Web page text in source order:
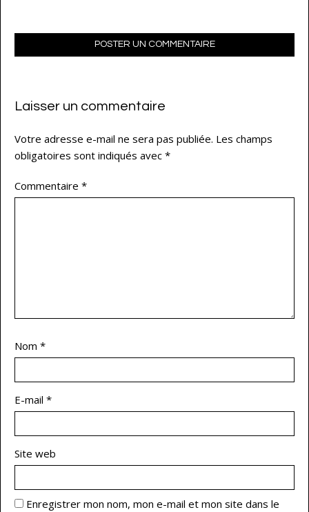
POSTER UN COMMENTAIRE
Laisser un commentaire
Votre adresse e-mail ne sera pas publiée. Les champs
obligatoires sont indiqués avec *
Commentaire *
Nom *
E-mail *
Site web
Enregistrer mon nom, mon e-mail et mon site dans le